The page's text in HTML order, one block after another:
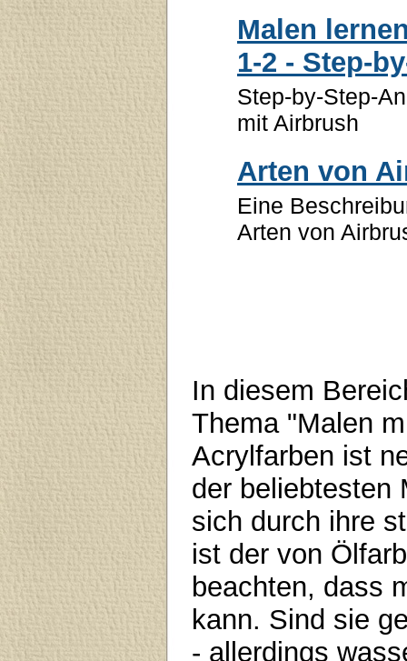
Malen
1-2 - Step-
Step-by-Step-
mit Airbrush
Arten von
Eine
Arten von
In diesem
Thema "Malen
Acrylfarben ist
der beliebtesten
sich durch ihre
ist der von
beachten, dass
kann. Sind sie
- allerdings